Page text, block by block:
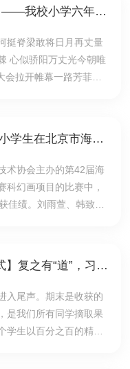
惜时追光 逐梦远航 ——我校小学六年级召开总结暨表彰大会
挺脊梁敢将日月再丈量
心似骄阳万丈光今朝唯
拉开帷幕一路芳菲送
【小学·喜报】我校小学生在北京市海淀区“科技幻想画”比赛中喜获佳绩
术协会主办的第42届海
科幻画项目的比赛中，
佳绩。刘雨萱、韩致远
【少先队﹒升旗仪式】复之有“道”，习之有“效”——我校小学举行第17周主题升旗仪式
入尾声。期末是收获的
是我们所有同学摘取果
学生以百分之百的精力